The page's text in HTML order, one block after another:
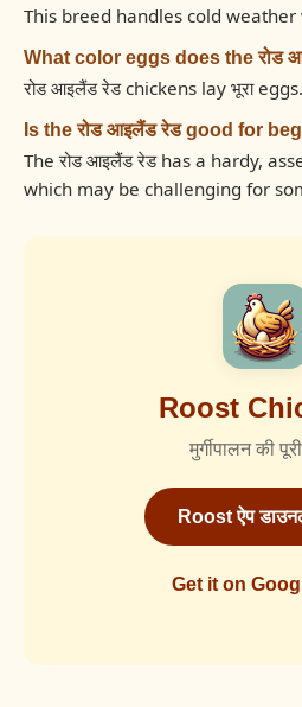
This breed handles cold weather
What color eggs does the रोड
रोड आइलैंड रेड chickens lay भूरा eggs.
Is the रोड आइलैंड रेड good for
The रोड आइलैंड रेड has a hardy,
which may be challenging for
Roost
मुर्गीपालन की
Roost ऐप
Get it on